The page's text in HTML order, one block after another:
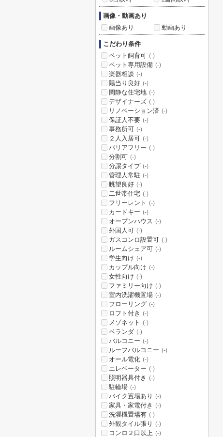
画像・動画あり
画像あり
動画あり
こだわり条件
ペット飼育可 (-)
ペット専用設備 (-)
楽器相談 (-)
陽当り良好 (-)
閑静な住宅地 (-)
デザイナーズ (-)
リノベーション済 (-)
保証人不要 (-)
事務所可 (-)
２人入居可 (-)
バリアフリー (-)
分割可 (-)
分譲タイプ (-)
管理人常駐 (-)
眺望良好 (-)
二世帯住宅 (-)
フリーレント (-)
カードキー (-)
オープンハウス (-)
外国人可 (-)
ガスコンロ設置可 (-)
ルームシェア可 (-)
学生向け (-)
カップル向け (-)
女性向け (-)
ファミリー向け (-)
室内洗濯機置場 (-)
フローリング (-)
ロフト付き (-)
メゾネット (-)
ベランダ (-)
バルコニー (-)
ルーフバルコニー (-)
オール電化 (-)
エレベーター (-)
照明器具付き (-)
駐輪場 (-)
バイク置場あり (-)
家具・家電付き (-)
洗濯機置場有 (-)
外観タイル張り (-)
コンロ２口以上 (-)